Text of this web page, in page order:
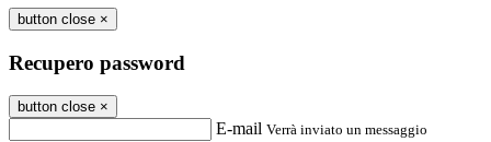
button close ×
Recupero password
button close ×
E-mail Verrà inviato un messaggio